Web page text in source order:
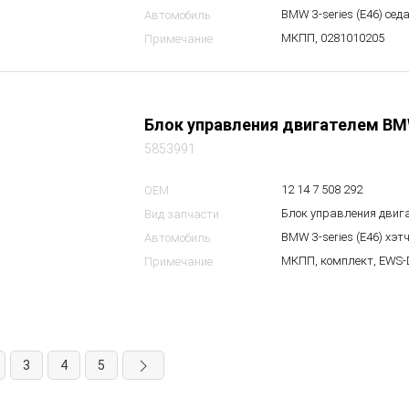
Автомобиль
BMW 3-series (E46)
Примечание
МКПП, 0281010205
Блок управления двигателем
5853991
OEM
12 14 7 508 292
Вид запчасти
Блок управления
Автомобиль
BMW 3-series (E46)
Примечание
МКПП, комплект,
3 4 5